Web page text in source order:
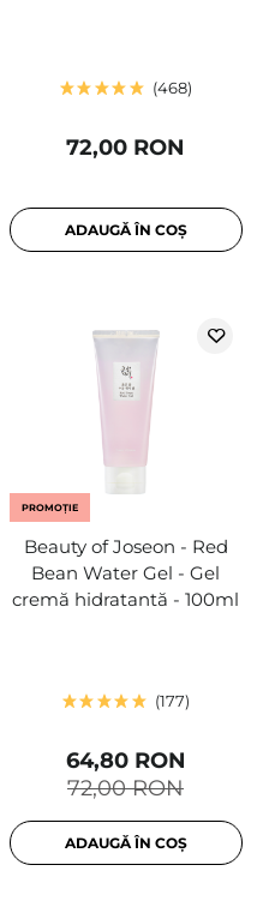
468
72,00 RON
ADAUGĂ ÎN COȘ
PROMOȚIE
Beauty of Joseon - Red
Bean Water Gel - Gel
cremă hidratantă - 100ml
177
72,00 RON
64,80 RON
ADAUGĂ ÎN COȘ